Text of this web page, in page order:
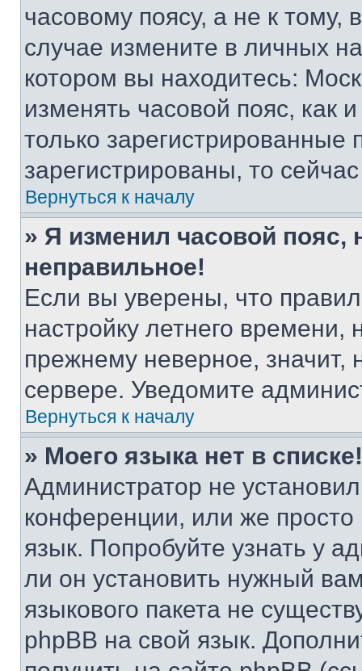
часовому поясу, а не к тому,
случае измените в личных
котором вы находитесь:
изменять часовой пояс, как
только
зарегистрированы, то
Вернуться к началу
» Я изменил часовой пояс,
неправильное!
Если вы уверены, что
настройку летнего
прежнему неверное, значит,
сервере. Уведомите
Вернуться к началу
» Моего языка нет в списке!
Администратор не
конференции, или же
язык. Попробуйте узнать у
ли он установить нужный
языкового пакета не
phpBB на свой язык.